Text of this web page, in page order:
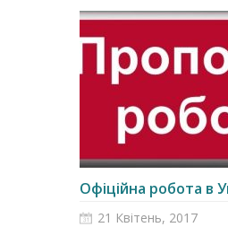
Офіційна робота в
21 Квітень, 2017